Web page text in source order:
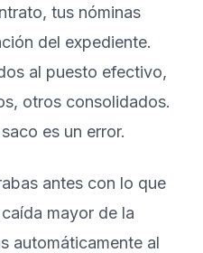
tus nóminas
del expediente.
al puesto efectivo,
otros consolidados.
es un error.
antes con lo que
mayor de la
automáticamente al